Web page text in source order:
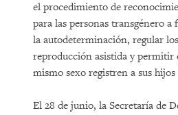
el procedimiento de
para las personas transgénero a
la autodeterminación, regular
reproducción asistida y permitir
mismo sexo registren a sus hijos
El 28 de junio, la Secretaría de